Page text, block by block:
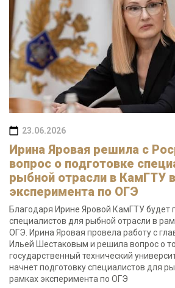
23.06.2026
Ирина Яровая решила с
вопрос о подготовке
рыбной отрасли в КамГТУ
эксперимента по ОГЭ
Благодаря Ирине Яровой КамГТУ будет
специалистов для рыбной отрасли в
ОГЭ. Ирина Яровая провела работу с
Ильей Шестаковым и решила вопрос о
государственный технический
начнет подготовку специалистов для
рамках эксперимента по ОГЭ